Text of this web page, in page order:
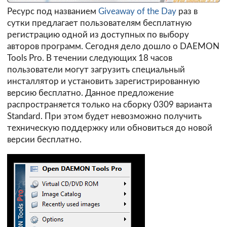
Ресурс под названием Giveaway of the Day раз в
сутки предлагает пользователям бесплатную
регистрацию одной из доступных по выбору
авторов программ. Сегодня дело дошло о DAEMON
Tools Pro. В течении следующих 18 часов
пользователи могут загрузить специальный
инсталлятор и установить зарегистрированную
версию бесплатно. Данное предложение
распространяется только на сборку 0309 варианта
Standard. При этом будет невозможно получить
техническую поддержку или обновиться до новой
версии бесплатно.